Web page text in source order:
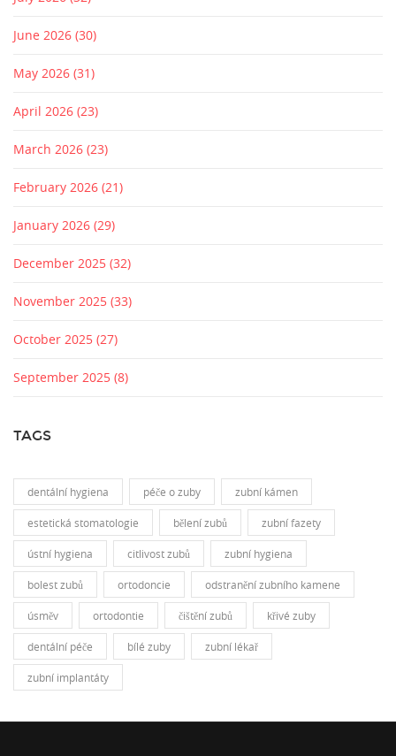
June 2026 (30)
May 2026 (31)
April 2026 (23)
March 2026 (23)
February 2026 (21)
January 2026 (29)
December 2025 (32)
November 2025 (33)
October 2025 (27)
September 2025 (8)
TAGS
dentální hygiena péče o zuby zubní kámen
estetická stomatologie bělení zubů zubní fazety
ústní hygiena citlivost zubů zubní hygiena
bolest zubů ortodoncie odstranění zubního kamene
úsměv ortodontie čištění zubů křivé zuby
dentální péče bílé zuby zubní lékař
zubní implantáty